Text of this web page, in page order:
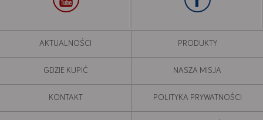
AKTUALNOŚCI PRODUKTY
GDZIE KUPIĆ NASZA MISJA
KONTAKT POLITYKA PRYWATNOŚCI